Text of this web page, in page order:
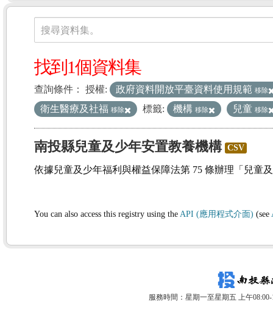
資料集
搜尋資料集。
找到1個資料集
查詢條件： 授權: 政府資料開放平臺資料使用規範 移除
衛生醫療及社福 移除 標籤: 機構 移除 兒童 移除
南投縣兒童及少年安置教養機構 CSV
依據兒童及少年福利與權益保障法第 75 條辦理「兒童
You can also access this registry using the API (應用程式介面) (see
服務時間：星期一至星期五 上午